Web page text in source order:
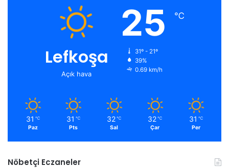
Lefkoşa
Açık hava
25 ℃
31º - 21º
39%
0.69 km/h
31 ℃
Paz
31 ℃
Pts
32 ℃
Sal
32 ℃
Çar
31 ℃
Per
Nöbetçi Eczaneler